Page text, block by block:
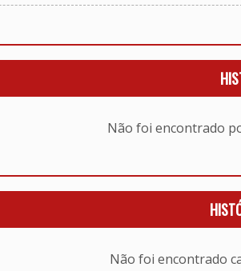
Não foi encontrado
Não foi encontrado